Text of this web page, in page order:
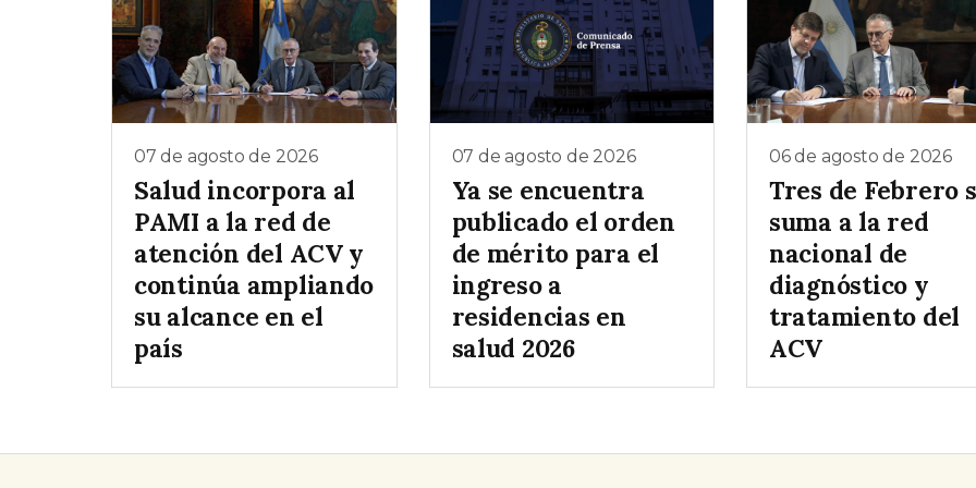
07 de agosto de 2026
Salud incorpora al
PAMI a la red de
atención del ACV y
continúa ampliando
su alcance en el
país
07 de agosto de 2026
Ya se encuentra
publicado el orden
de mérito para el
ingreso a
residencias en
salud 2026
06 de agosto de 2026
Tres de Febrero
suma a la red
nacional de
diagnóstico y
tratamiento del
ACV